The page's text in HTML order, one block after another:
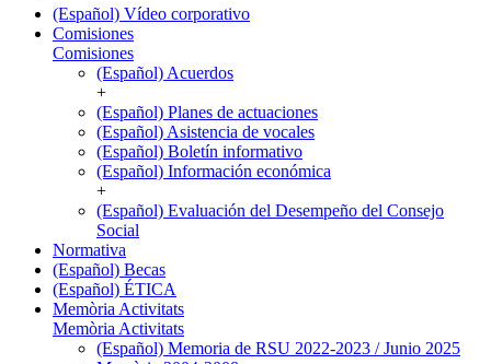
(Español) Vídeo corporativo
Comisiones
Comisiones
(Español) Acuerdos
+
(Español) Planes de actuaciones
(Español) Asistencia de vocales
(Español) Boletín informativo
(Español) Información económica
+
(Español) Evaluación del Desempeño del Consejo
Social
Normativa
(Español) Becas
(Español) ÉTICA
Memòria Activitats
Memòria Activitats
(Español) Memoria de RSU 2022-2023 / Junio 2025